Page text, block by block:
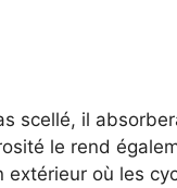
scellé, il
le rend
extérieur où les